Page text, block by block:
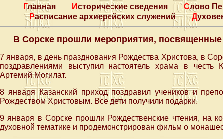
Главная Исторические сведения
Слово
Расписание архиерейских служений
В Сорске прошли мероприятия,
7 января, в день празднования Рождества Христова, в
поздравлениями выступил настоятель храма в
Артемий Могилат.
8 января Казанский приход поздравил учеников и
Рождеством Христовым. Все дети получили подарки.
9 января в Сорске прошли Рождественские чтения, на
духовной тематике и продемонстрирован фильм о